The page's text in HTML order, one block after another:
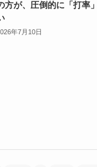
方が、圧倒的に「打率
年7月10日